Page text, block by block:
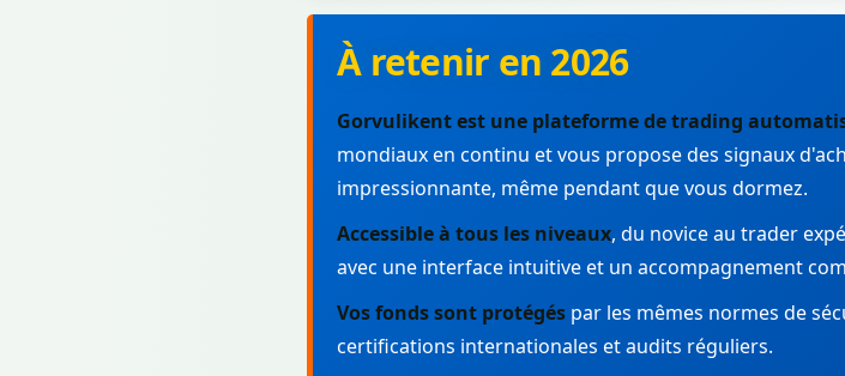
À retenir en 2026
Gorvulikent est une plateforme de trading
mondiaux en continu et vous propose des signaux
impressionnante, même pendant que vous dormez.
Accessible à tous les niveaux, du novice au trader
avec une interface intuitive et un accompagnement
Vos fonds sont protégés par les mêmes normes de
certifications internationales et audits réguliers.